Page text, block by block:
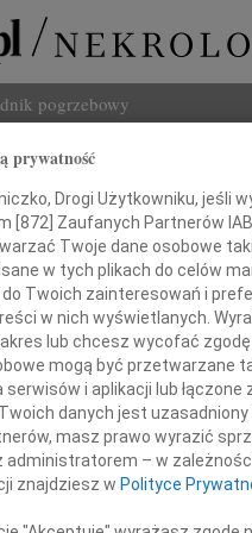
pogrzebowy
Pani
Owsińskiej-
prywatność
Drogi Użytkowniku, jeśli
[872] Zaufanych Partnerów
Twoje dane osobowe
w tych plikach do celów
Twoich zainteresowań i
w nich wyświetlanych.
lub chcesz wycofać
mogą być przetwarzane
i aplikacji lub
danych jest uzasadniony
masz prawo wyrazić
administratorem – w
znajdziesz w Polityce